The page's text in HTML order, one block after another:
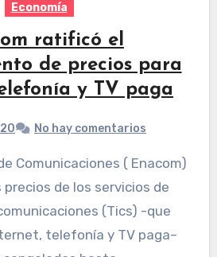
Economía
ratificó el
de precios para
y TV paga
No hay comentarios
de los servicios de
(Tics) -que
telefonía y TV paga–